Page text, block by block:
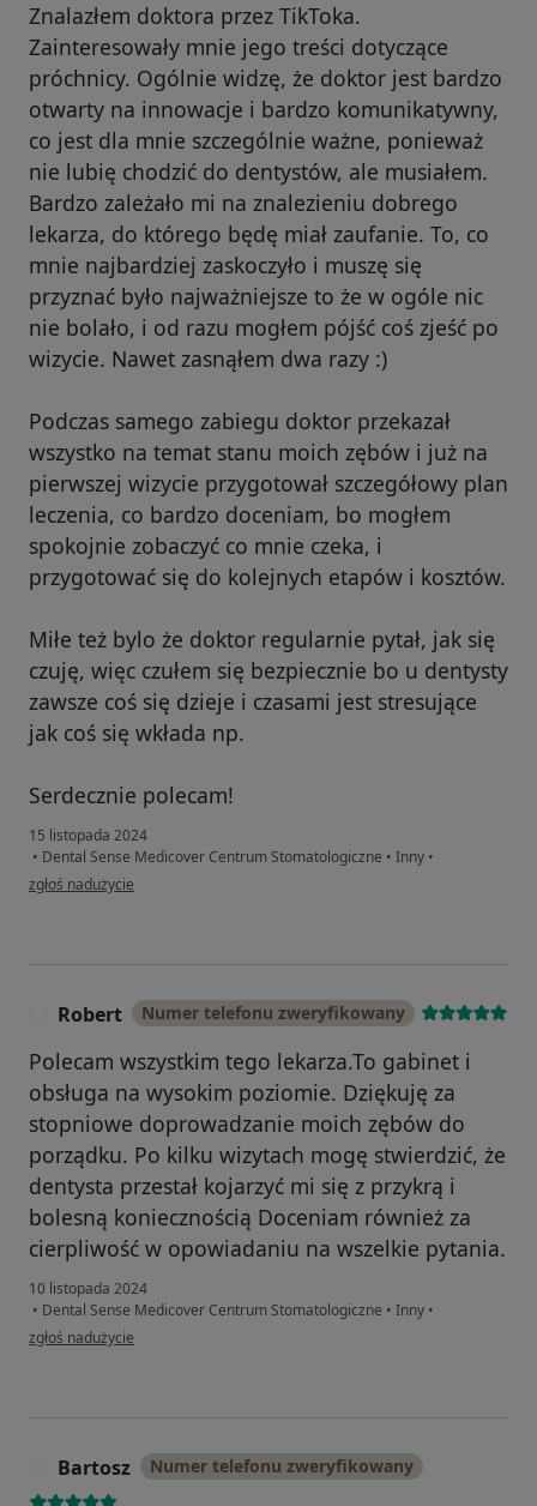
Znalazłem doktora przez TikToka.
Zainteresowały mnie jego treści dotyczące
próchnicy. Ogólnie widzę, że doktor jest bardzo
otwarty na innowacje i bardzo komunikatywny,
co jest dla mnie szczególnie ważne, ponieważ
nie lubię chodzić do dentystów, ale musiałem.
Bardzo zależało mi na znalezieniu dobrego
lekarza, do którego będę miał zaufanie. To, co
mnie najbardziej zaskoczyło i muszę się
przyznać było najważniejsze to że w ogóle nic
nie bolało, i od razu mogłem pójść coś zjeść po
wizycie. Nawet zasnąłem dwa razy :)
Podczas samego zabiegu doktor przekazał
wszystko na temat stanu moich zębów i już na
pierwszej wizycie przygotował szczegółowy plan
leczenia, co bardzo doceniam, bo mogłem
spokojnie zobaczyć co mnie czeka, i
przygotować się do kolejnych etapów i kosztów.
Miłe też bylo że doktor regularnie pytał, jak się
czuję, więc czułem się bezpiecznie bo u dentysty
zawsze coś się dzieje i czasami jest stresujące
jak coś się wkłada np.
Serdecznie polecam!
15 listopada 2024
• Dental Sense Medicover Centrum Stomatologiczne • Inny •
w opinii użytkownika Władysław
zgłoś nadużycie
Robert Numer telefonu zweryfikowany
Polecam wszystkim tego lekarza.To gabinet i
obsługa na wysokim poziomie. Dziękuję za
stopniowe doprowadzanie moich zębów do
porządku. Po kilku wizytach mogę stwierdzić, że
dentysta przestał kojarzyć mi się z przykrą i
bolesną koniecznością Doceniam również za
cierpliwość w opowiadaniu na wszelkie pytania.
10 listopada 2024
• Dental Sense Medicover Centrum Stomatologiczne • Inny •
w opinii użytkownika Robert
zgłoś nadużycie
Bartosz Numer telefonu zweryfikowany